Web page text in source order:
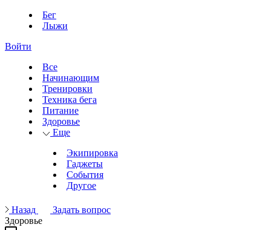
Бег
Лыжи
Войти
Все
Начинающим
Тренировки
Техника бега
Питание
Здоровье
Еще
Экипировка
Гаджеты
События
Другое
Назад
Задать вопрос
Здоровье